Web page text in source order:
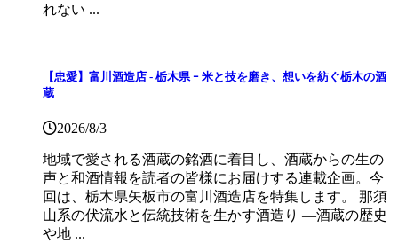
れない ...
【忠愛】富川酒造店 ‐ 栃木県 ｰ 米と技を磨き、想いを紡ぐ栃木の酒
蔵
2026/8/3
地域で愛される酒蔵の銘酒に着目し、酒蔵からの生の
声と和酒情報を読者の皆様にお届けする連載企画。今
回は、栃木県矢板市の富川酒造店を特集します。 那須
山系の伏流水と伝統技術を生かす酒造り ―酒蔵の歴史
や地 ...